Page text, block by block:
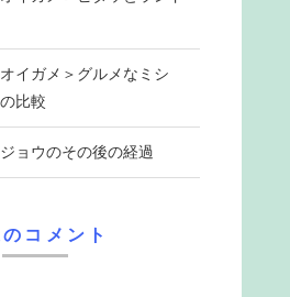
イガメ＞グルメなミシ
比較
ョウのその後の経過
コメント